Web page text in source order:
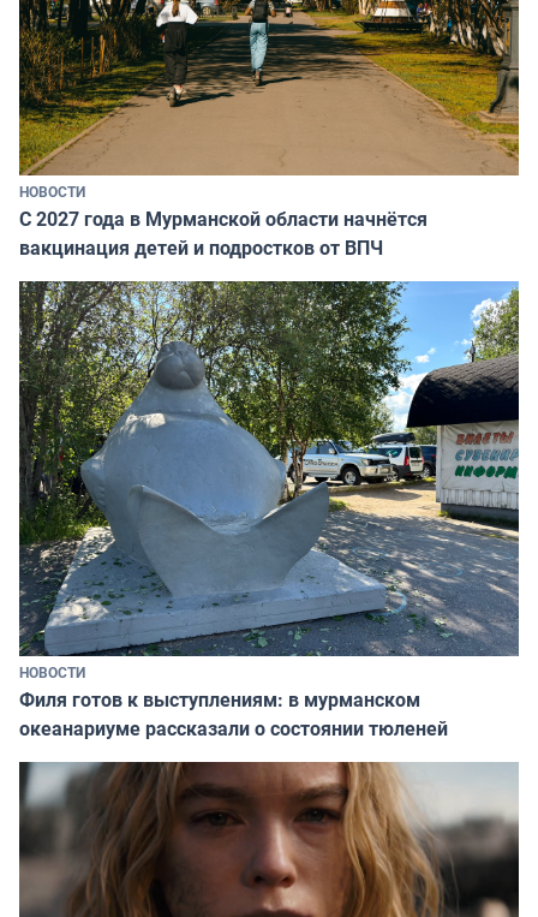
НОВОСТИ
С 2027 года в Мурманской области начнётся
вакцинация детей и подростков от ВПЧ
НОВОСТИ
Филя готов к выступлениям: в мурманском
океанариуме рассказали о состоянии тюленей